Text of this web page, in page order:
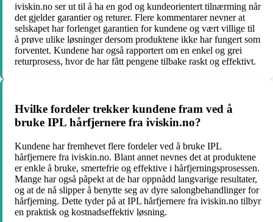
iviskin.no ser ut til å ha en god og kundeorientert tilnærming når
det gjelder garantier og returer. Flere kommentarer nevner at
selskapet har forlenget garantien for kundene og vært villige til
å prøve ulike løsninger dersom produktene ikke har fungert som
forventet. Kundene har også rapportert om en enkel og grei
returprosess, hvor de har fått pengene tilbake raskt og effektivt.
Hvilke fordeler trekker kundene fram ved å
bruke IPL hårfjernere fra iviskin.no?
Kundene har fremhevet flere fordeler ved å bruke IPL
hårfjernere fra iviskin.no. Blant annet nevnes det at produktene
er enkle å bruke, smertefrie og effektive i hårfjerningsprosessen.
Mange har også påpekt at de har oppnådd langvarige resultater,
og at de nå slipper å benytte seg av dyre salongbehandlinger for
hårfjerning. Dette tyder på at IPL hårfjernere fra iviskin.no tilbyr
en praktisk og kostnadseffektiv løsning.